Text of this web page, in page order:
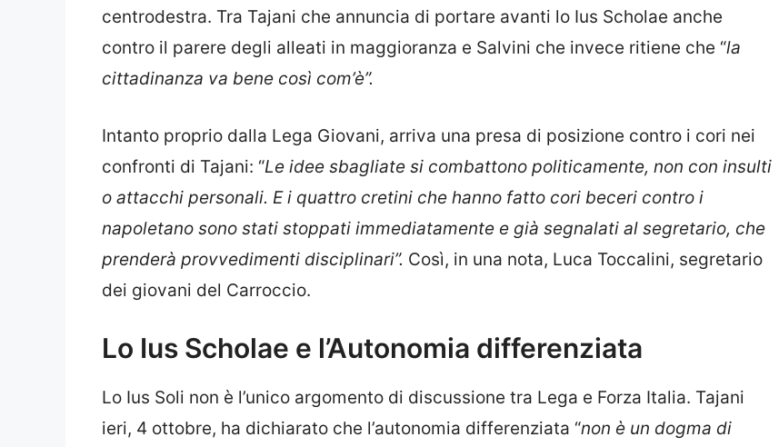
centrodestra. Tra Tajani che annuncia di portare avanti lo Ius Scholae anche
contro il parere degli alleati in maggioranza e Salvini che invece ritiene che “la
cittadinanza va bene così com’è”.
Intanto proprio dalla Lega Giovani, arriva una presa di posizione contro i cori nei
confronti di Tajani: “Le idee sbagliate si combattono politicamente, non con insulti
o attacchi personali. E i quattro cretini che hanno fatto cori beceri contro i
napoletano sono stati stoppati immediatamente e già segnalati al segretario, che
prenderà provvedimenti disciplinari”. Così, in una nota, Luca Toccalini, segretario
dei giovani del Carroccio.
Lo Ius Scholae e l’Autonomia differenziata
Lo Ius Soli non è l’unico argomento di discussione tra Lega e Forza Italia. Tajani
ieri, 4 ottobre, ha dichiarato che l’autonomia differenziata “non è un dogma di